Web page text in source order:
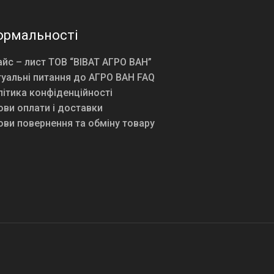
– лист ТОВ “ВІВАТ АГРО ВАН”
питання до АГРО ВАН FAQ
конфіденційності
оплати і доставки
повернення та обміну товару